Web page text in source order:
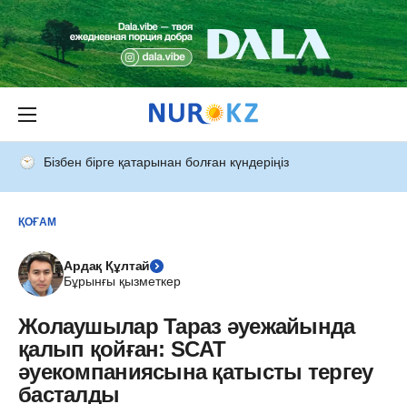
Бізбен бірге қатарынан болған күндеріңіз
ҚОҒАМ
Ардақ Құлтай
Бұрынғы қызметкер
Жолаушылар Тараз әуежайында
қалып қойған: SCAT
әуекомпаниясына қатысты тергеу
басталды